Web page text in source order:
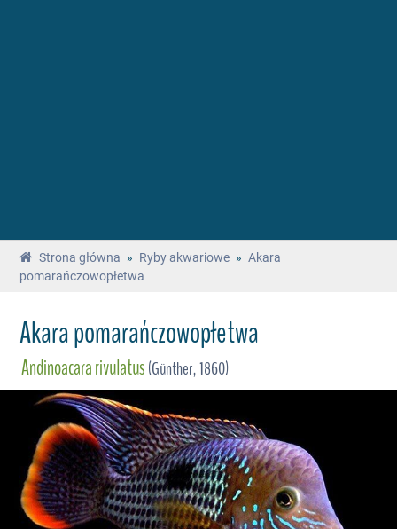
Strona główna » Ryby akwariowe » Akara
pomarańczowopłetwa
Akara pomarańczowopłetwa
Andinoacara rivulatus(Günther, 1860)